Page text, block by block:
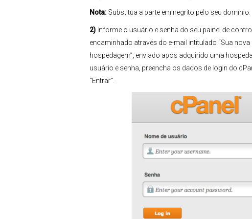
Nota: Substitua a parte em negrito pelo seu domínio.
2) Informe o usuário e senha do seu painel de
encaminhado através do e-mail intitulado “Sua nova
hospedagem”, enviado após adquirido uma
usuário e senha, preencha os dados de login do
“Entrar”.